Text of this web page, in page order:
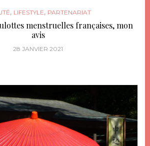
, LIFESTYLE, PARTENARIAT
menstruelles françaises, mon
avis
28 JANVIER 2021